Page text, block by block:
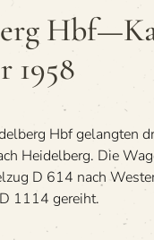
1958
Hbf gelangten
Heidelberg. Die
D 614 nach
1114 gereiht.